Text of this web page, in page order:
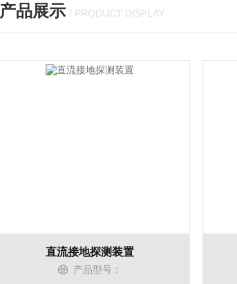
产品展示 / PRODUCT DISPLAY
直流接地探测装置
产品型号：